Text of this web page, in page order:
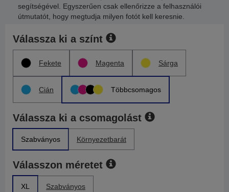
segítségével. Egyszerűen csak ellenőrizze a felhasználói
útmutatót, hogy megtudja milyen fotót kell keresnie.
Válassza ki a színt
Fekete Magenta Sárga
Cián Többcsomagos
Válassza ki a csomagolást
Szabványos Környezetbarát
Válasszon méretet
XL Szabványos